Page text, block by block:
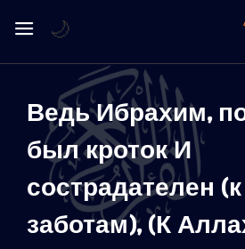
Ведь Ибрахим,
был кроток И
сострадателен
заботам), (К
🌙